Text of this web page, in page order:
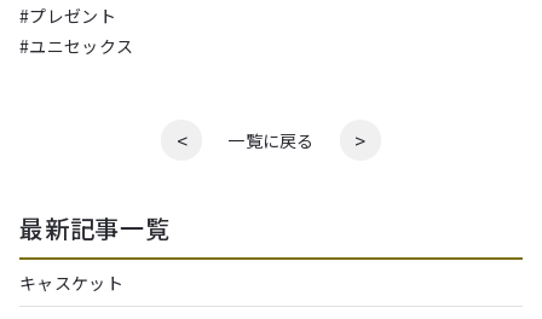
#プレゼント
#ユニセックス
< 一覧に戻る >
最新記事一覧
キャスケット